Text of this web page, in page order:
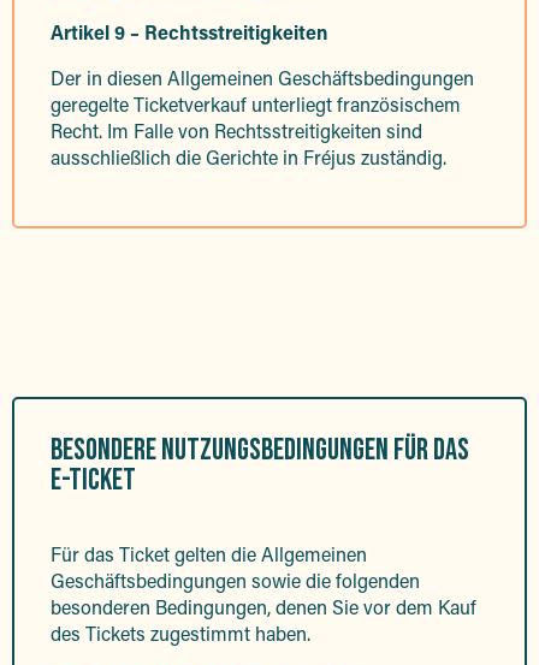
Artikel 9 – Rechtsstreitigkeiten
Der in diesen Allgemeinen Geschäftsbedingungen
geregelte Ticketverkauf unterliegt französischem
Recht. Im Falle von Rechtsstreitigkeiten sind
ausschließlich die Gerichte in Fréjus zuständig.
BESONDERE NUTZUNGSBEDINGUNGEN FÜR DAS
E-TICKET
Für das Ticket gelten die Allgemeinen
Geschäftsbedingungen sowie die folgenden
besonderen Bedingungen, denen Sie vor dem Kauf
des Tickets zugestimmt haben.